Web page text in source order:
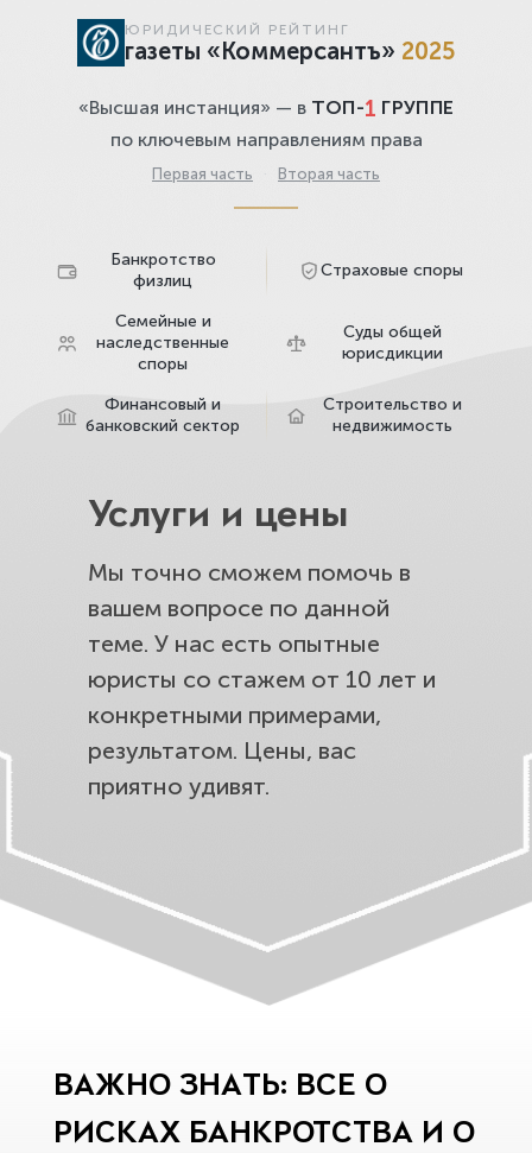
ЮРИДИЧЕСКИЙ РЕЙТИНГ
газеты «Коммерсантъ» 2025
«Высшая инстанция» — в ТОП-1 ГРУППЕ
по ключевым направлениям права
Первая часть Вторая часть
Банкротство
физлиц
Страховые споры
Семейные и
наследственные
споры
Суды общей
юрисдикции
Финансовый и
банковский сектор
Строительство и
недвижимость
Услуги и цены
Мы точно сможем помочь в
вашем вопросе по данной
теме. У нас есть опытные
юристы со стажем от 10 лет и
конкретными примерами,
результатом. Цены, вас
приятно удивят.
ВАЖНО ЗНАТЬ: ВСЕ О
РИСКАХ БАНКРОТСТВА И О